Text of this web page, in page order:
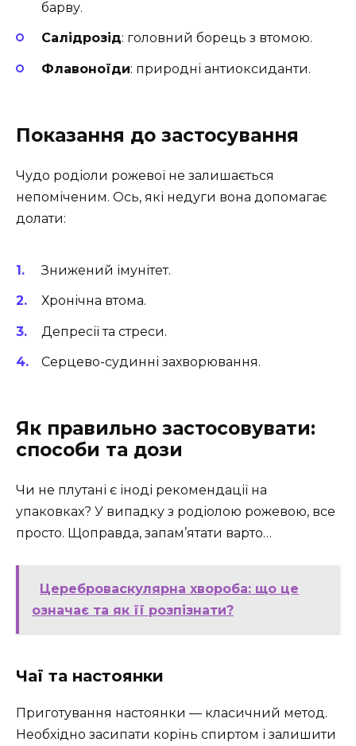
барву.
Салідрозід: головний борець з втомою.
Флавоноїди: природні антиоксиданти.
Показання до застосування
Чудо родіоли рожевої не залишається
непоміченим. Ось, які недуги вона допомагає
долати:
Знижений імунітет.
Хронічна втома.
Депресії та стреси.
Серцево-судинні захворювання.
Як правильно застосовувати:
способи та дози
Чи не плутані є іноді рекомендації на
упаковках? У випадку з родіолою рожевою, все
просто. Щоправда, запам’ятати варто…
Цереброваскулярна хвороба: що це
означає та як її розпізнати?
Чаї та настоянки
Приготування настоянки — класичний метод.
Необхідно засипати корінь спиртом і залишити